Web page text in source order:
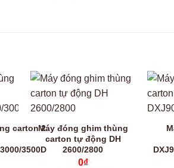
carton 2
3500D
Máy đóng ghim thùng
carton tự động DH
2600/2800
0₫